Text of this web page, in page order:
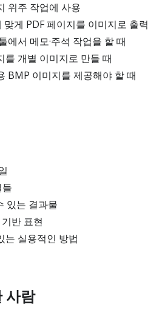
위주 작업에 사용
게 PDF 페이지를 이미지로 출력
에서 메모·주석 작업을 할 때
를 개별 이미지로 만들 때
BMP 이미지를 제공해야 할 때
있는 결과물
반 표현
는 실용적인 방법
사람